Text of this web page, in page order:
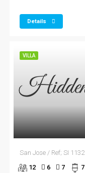
Details
VILLA
San Jose / Ref; SI 1132
12
6 7 7